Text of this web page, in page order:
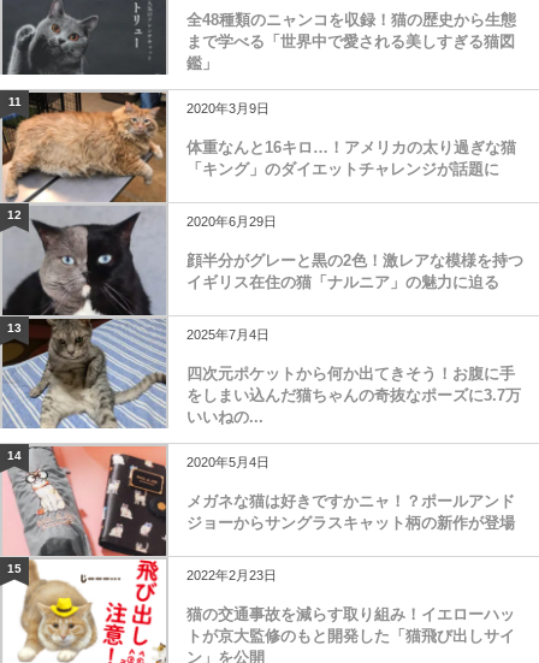
全48種類のニャンコを収録！猫の歴史から生態
まで学べる「世界中で愛される美しすぎる猫図
鑑」
11 2020年3月9日
体重なんと16キロ…！アメリカの太り過ぎな猫
「キング」のダイエットチャレンジが話題に
12 2020年6月29日
顔半分がグレーと黒の2色！激レアな模様を持つ
イギリス在住の猫「ナルニア」の魅力に迫る
13 2025年7月4日
四次元ポケットから何か出てきそう！お腹に手
をしまい込んだ猫ちゃんの奇抜なポーズに3.7万
いいねの...
14 2020年5月4日
メガネな猫は好きですかニャ！？ポールアンド
ジョーからサングラスキャット柄の新作が登場
15 2022年2月23日
猫の交通事故を減らす取り組み！イエローハッ
トが京大監修のもと開発した「猫飛び出しサイ
ン」を公開